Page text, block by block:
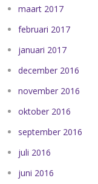
maart 2017
februari 2017
januari 2017
december 2016
november 2016
oktober 2016
september 2016
juli 2016
juni 2016